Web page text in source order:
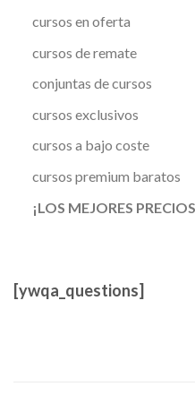
cursos en oferta
cursos de remate
conjuntas de cursos
cursos exclusivos
cursos a bajo coste
cursos premium baratos
¡LOS MEJORES
[ywqa_questions]